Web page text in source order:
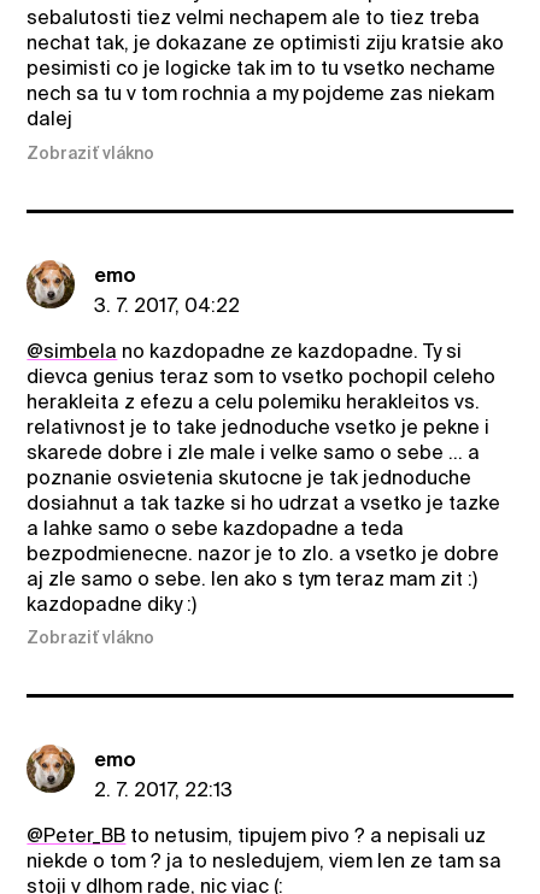
sebalutosti tiez velmi nechapem ale to tiez treba
nechat tak, je dokazane ze optimisti ziju kratsie ako
pesimisti co je logicke tak im to tu vsetko nechame
nech sa tu v tom rochnia a my pojdeme zas niekam
dalej
Zobraziť vlákno
emo
3. 7. 2017, 04:22
@simbela no kazdopadne ze kazdopadne. Ty si
dievca genius teraz som to vsetko pochopil celeho
herakleita z efezu a celu polemiku herakleitos vs.
relativnost je to take jednoduche vsetko je pekne i
skarede dobre i zle male i velke samo o sebe ... a
poznanie osvietenia skutocne je tak jednoduche
dosiahnut a tak tazke si ho udrzat a vsetko je tazke
a lahke samo o sebe kazdopadne a teda
bezpodmienecne. nazor je to zlo. a vsetko je dobre
aj zle samo o sebe. len ako s tym teraz mam zit :)
kazdopadne diky :)
Zobraziť vlákno
emo
2. 7. 2017, 22:13
@Peter_BB to netusim, tipujem pivo ? a nepisali uz
niekde o tom ? ja to nesledujem, viem len ze tam sa
stoji v dlhom rade, nic viac (: